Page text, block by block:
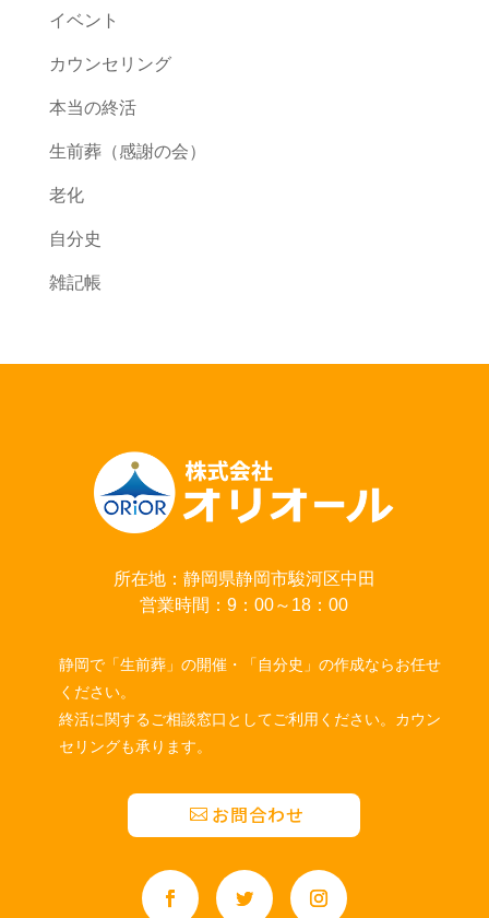
イベント
カウンセリング
本当の終活
生前葬（感謝の会）
老化
自分史
雑記帳
所在地：静岡県静岡市駿河区中田
営業時間：9：00～18：00
静岡で「生前葬」の開催・「自分史」の作成ならお任せ
ください。
終活に関するご相談窓口としてご利用ください。カウン
セリングも承ります。
お問合わせ